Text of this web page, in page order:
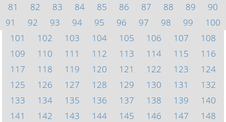
81
82 83 84 85 86 87 88 89
90
91
92 93 94 95 96 97 98 99
100
101
102 103 104 105 106 107
108
109
110 111 112 113 114 115
116
117
118 119 120 121 122 123
124
125
126 127 128 129 130 131
132
133
134 135 136 137 138 139
140
141
142 143 144 145 146 147
148